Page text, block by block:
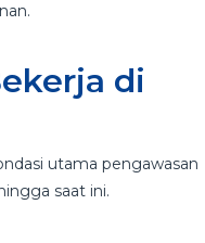
di
utama pengawasan
saat ini.